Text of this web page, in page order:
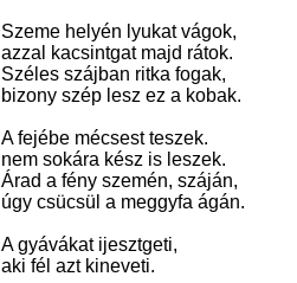
Szeme helyén lyukat vágok,
azzal kacsintgat majd rátok.
Széles szájban ritka fogak,
bizony szép lesz ez a kobak.
A fejébe mécsest teszek.
nem sokára kész is leszek.
Árad a fény szemén, száján,
úgy csücsül a meggyfa ágán.
A gyávákat ijesztgeti,
aki fél azt kineveti.